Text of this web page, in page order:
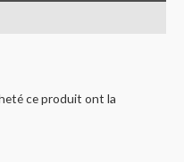
ce produit ont la